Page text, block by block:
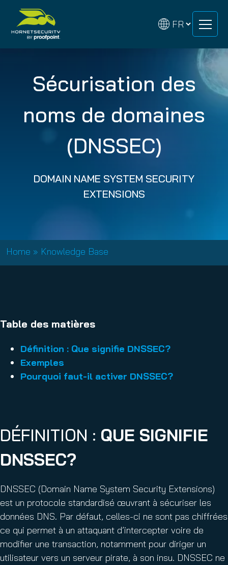
content
content
Sécurisation des
noms de domaines
(DNSSEC)
DOMAIN NAME SYSTEM SECURITY
EXTENSIONS
Home » Knowledge Base
Table des matières
Définition : Que signifie DNSSEC?
Exemples
Pourquoi faut-il activer DNSSEC?
DÉFINITION : QUE SIGNIFIE
DNSSEC?
DNSSEC (Domain Name System Security Extensions)
est un protocole standardisé œuvrant à sécuriser les
données DNS. Par défaut, celles-ci ne sont pas chiffrées
ce qui permet à un attaquant d’intercepter voire de
modifier une transaction, notamment pour diriger un
utilisateur vers un serveur pirate, à son insu. DNSSEC ne